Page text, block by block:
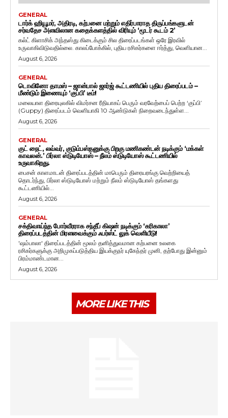
GENERAL
டார்க் ஹியூமர், அதிரடி, கற்பனை மற்றும் எதிர்பாராத திருப்பங்களுடன்
சர்வதேச அளவிலான கதைக்களத்தில் விரியும் ‘மூடர் கூடம் 2’
கல்ட் கிளாசிக் அந்தஸ்து கிடைக்கும் சில திரைப்படங்கள் ஒரே இரவில்
உருவாகிவிடுவதில்லை. காலப்போக்கில், புதிய ரசிகர்களை ஈர்த்து, வெளியான...
August 6, 2026
GENERAL
டொவினோ தாமஸ் – ஜான்பால் ஜார்ஜ் கூட்டணியில் புதிய திரைப்படம் –
மீண்டும் இணையும் ‘குப்பி’ டீம்!
மலையாள திரையுலகில் விமர்சன ரீதியாகப் பெரும் வரவேற்பைப் பெற்ற ‘குப்பி’
(Guppy) திரைப்படம் வெளியாகி 10 ஆண்டுகள் நிறைவடைந்துள்ள...
August 6, 2026
GENERAL
குட் நைட், லவ்வர், குடும்பஸ்தனுக்கு பிறகு மணிகண்டன் நடிக்கும் ‘மக்கள்
காவலன்.’ பிர்லா ஸ்டுடியோஸ் – நீலம் ஸ்டுடியோஸ் கூட்டணியில்
உருவாகிறது.
பைசன் காளமாடன் திரைப்படத்தின் மாபெரும் திரையரங்கு வெற்றியைத்
தொடர்ந்து, பிர்லா ஸ்டுடியோஸ் மற்றும் நீலம் ஸ்டுடியோஸ் தங்களது
கூட்டணியில்...
August 6, 2026
GENERAL
சக்திவாய்ந்த போர்வீரராக சந்தீப் கிஷன் நடிக்கும் ‘கரிகாலா’
திரைப்படத்தின் மிரளவைக்கும் ஃபர்ஸ்ட் லுக் வெளியீடு!
'ஷம்பாலா' திரைப்படத்தின் மூலம் தனித்துவமான கற்பனை உலகை
ரசிகர்களுக்கு அறிமுகப்படுத்திய இயக்குநர் யுகேந்தர் முனி, தற்போது இன்னும்
பிரம்மாண்டமான...
August 6, 2026
MORE LIKE THIS